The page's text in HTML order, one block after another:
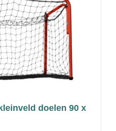
doelen 90 x